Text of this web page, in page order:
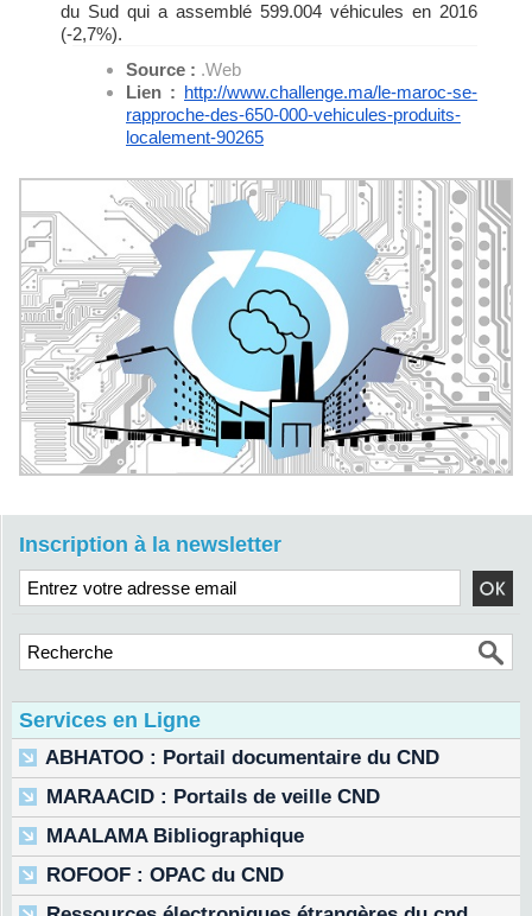
du Sud qui a assemblé 599.004 véhicules en 2016
(-2,7%).
Source : .Web
Lien : http://www.challenge.ma/le-maroc-se-
rapproche-des-650-000-vehicules-produits-
localement-90265
Inscription à la newsletter
Services en Ligne
ABHATOO : Portail documentaire du CND
MARAACID : Portails de veille CND
MAALAMA Bibliographique
ROFOOF : OPAC du CND